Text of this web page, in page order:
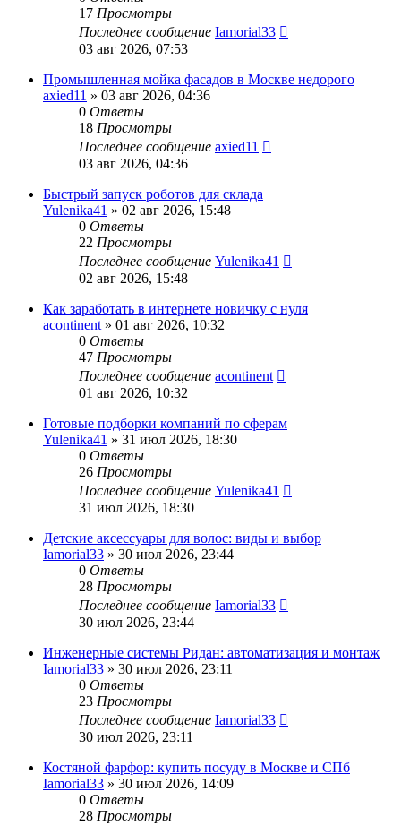
17 Просмотры
Последнее сообщение Iamorial33
03 авг 2026, 07:53
Промышленная мойка фасадов в Москве недорого
axied11 » 03 авг 2026, 04:36
0 Ответы
18 Просмотры
Последнее сообщение axied11
03 авг 2026, 04:36
Быстрый запуск роботов для склада
Yulenika41 » 02 авг 2026, 15:48
0 Ответы
22 Просмотры
Последнее сообщение Yulenika41
02 авг 2026, 15:48
Как заработать в интернете новичку с нуля
acontinent » 01 авг 2026, 10:32
0 Ответы
47 Просмотры
Последнее сообщение acontinent
01 авг 2026, 10:32
Готовые подборки компаний по сферам
Yulenika41 » 31 июл 2026, 18:30
0 Ответы
26 Просмотры
Последнее сообщение Yulenika41
31 июл 2026, 18:30
Детские аксессуары для волос: виды и выбор
Iamorial33 » 30 июл 2026, 23:44
0 Ответы
28 Просмотры
Последнее сообщение Iamorial33
30 июл 2026, 23:44
Инженерные системы Ридан: автоматизация и монтаж
Iamorial33 » 30 июл 2026, 23:11
0 Ответы
23 Просмотры
Последнее сообщение Iamorial33
30 июл 2026, 23:11
Костяной фарфор: купить посуду в Москве и СПб
Iamorial33 » 30 июл 2026, 14:09
0 Ответы
28 Просмотры